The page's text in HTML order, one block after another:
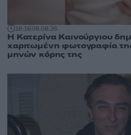
16:1608.08.26
Η Κατερίνα Καινούργιου
χαριτωμένη φωτογραφία
μηνών κόρης της